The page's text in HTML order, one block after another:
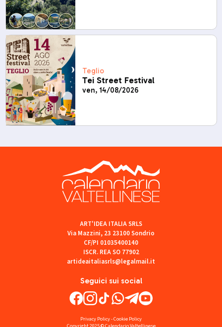
Teglio
Tei Street Festival
ven, 14/08/2026
Seguici sui social
ART'IDEA ITALIA SRLS
Via Mazzini, 23 23100 Sondrio
CF/PI 01035400140
ISCR. REA SO 77902
artideaitaliasrls@legalmail.it
Privacy Policy-Cookie Policy